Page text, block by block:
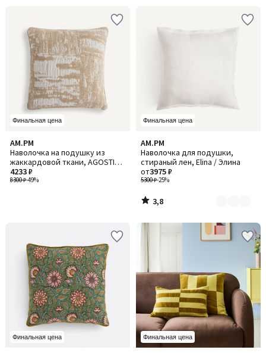
Финальная цена
AM.PM
Наволочка на подушку из
жаккардовой ткани, AGOSTINA
/ АГОСТИНА
8300 ₽-49%
4233 ₽
Финальная цена
AM.PM
Наволочка для подушки,
стираный лен, Elina / Элина
5300 ₽-25%
от3975 ₽
3,8
/ 5
Количество
цветов:
4
3,8
/
Финальная цена Финальная цена